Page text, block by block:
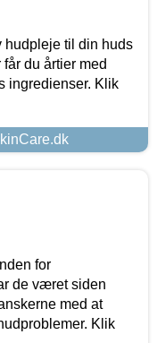
hudpleje til din huds
du årtier med
ingredienser. Klik
for
de været siden
med at
Klik